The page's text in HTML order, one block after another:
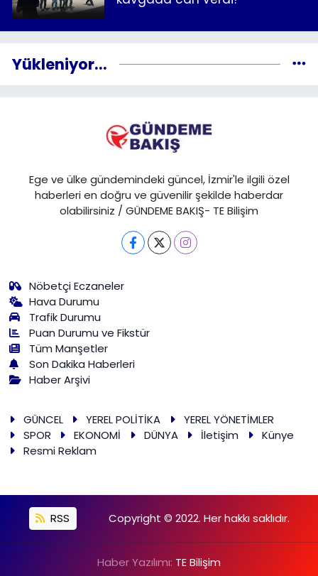
Yükleniyor...
Ege ve ülke gündemindeki güncel, İzmir'le ilgili özel
haberleri en doğru ve güvenilir şekilde haberdar
olabilirsiniz / GÜNDEME BAKIŞ- TE Bilişim
Nöbetçi Eczaneler
Hava Durumu
Trafik Durumu
Puan Durumu ve Fikstür
Tüm Manşetler
Son Dakika Haberleri
Haber Arşivi
GÜNCEL YEREL POLİTİKA
YEREL YÖNETİMLER
SPOR
EKONOMİ DÜNYA İletişim
Künye
Resmi Reklam
RSS Copyright © 2022. Her hakkı saklıdır.
Haber Yazılımı: TE Bilişim